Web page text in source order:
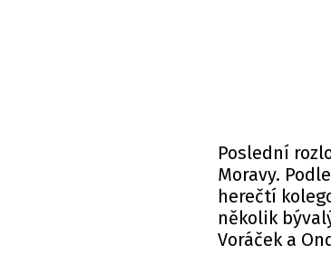
Poslední
Moravy.
herečtí
několik
Voráček a